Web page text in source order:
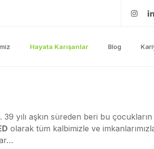
Hayata Karışanlar Blog
yılı aşkın süreden beri bu
olarak tüm kalbimizle ve